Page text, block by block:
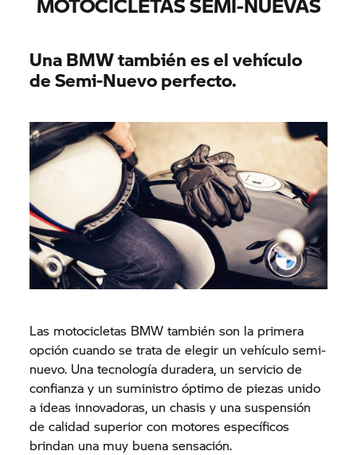
Una BMW también es el vehículo
de Semi-Nuevo perfecto.
Las motocicletas BMW también son la primera
opción cuando se trata de elegir un vehículo semi-
nuevo. Una tecnología duradera, un servicio de
confianza y un suministro óptimo de piezas unido
a ideas innovadoras, un chasis y una suspensión
de calidad superior con motores específicos
brindan una muy buena sensación.